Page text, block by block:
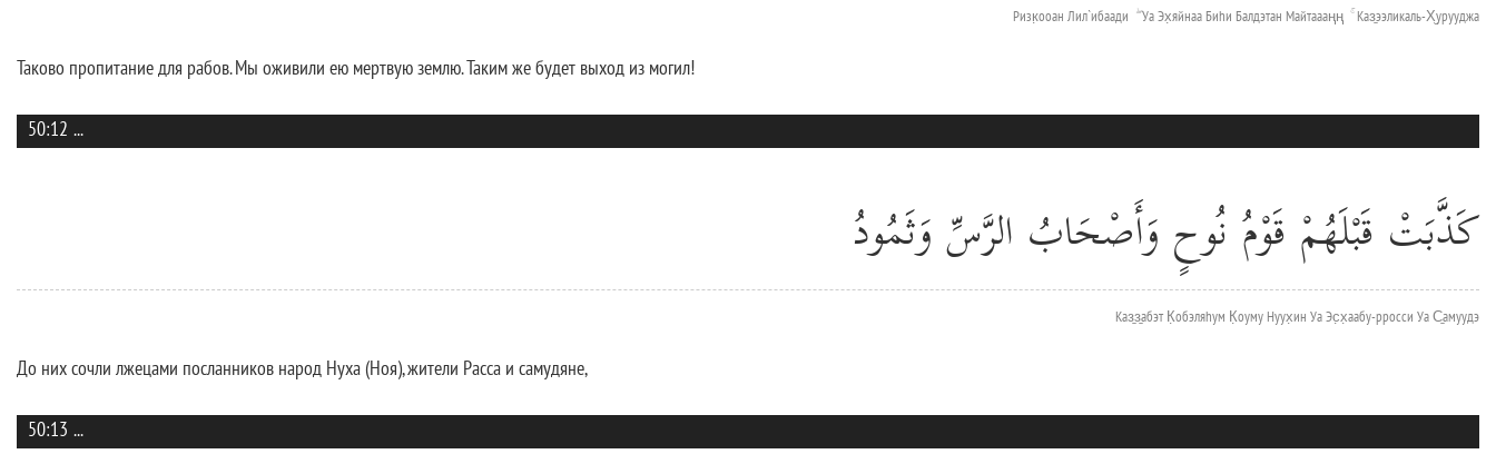
Ризк̣ооан Лил`ибаади ۖ Уа Эх̣яйнаа Биhи Балдэтан Майтаааңң ۚ Каз̱ээликаль-Х̮урууджа
Таково пропитание для рабов. Мы оживили ею мертвую землю. Таким же будет выход из могил!
50:12 ...
كَذَّبَتْ قَبْلَهُمْ قَوْمُ نُوحٍ وَأَصْحَابُ الرَّسِّ وَثَمُودُ
Каз̱з̱абэт К̣обэляhум К̣оуму Нуух̣ин Уа Эс̣х̣аабу-рросси Уа С̱амуудэ
До них сочли лжецами посланников народ Нуха (Ноя), жители Расса и самудяне,
50:13 ...